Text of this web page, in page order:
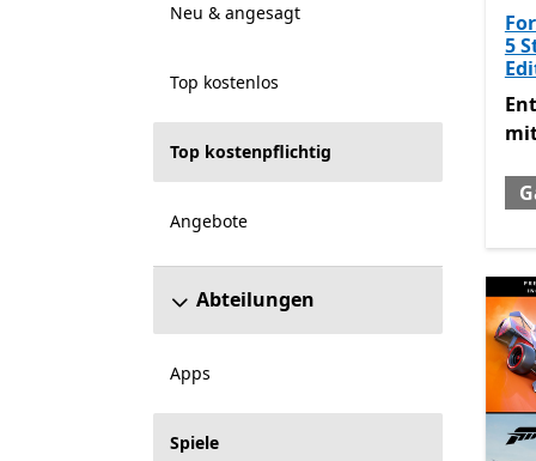
Neu & angesagt
Top kostenlos
Top kostenpflichtig
Angebote
Abteilungen
Apps
Spiele
5